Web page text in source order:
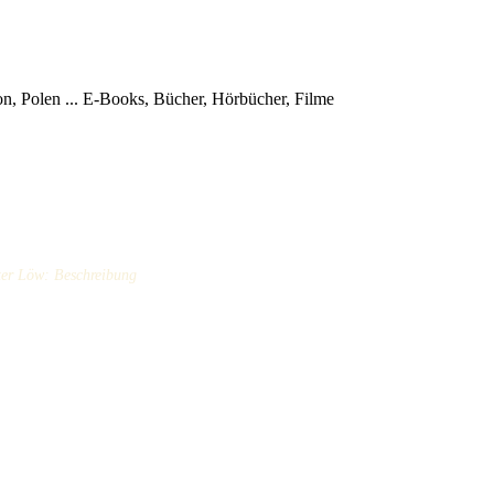
Polen ... E-Books, Bücher, Hörbücher, Filme
Löw: Beschreibung